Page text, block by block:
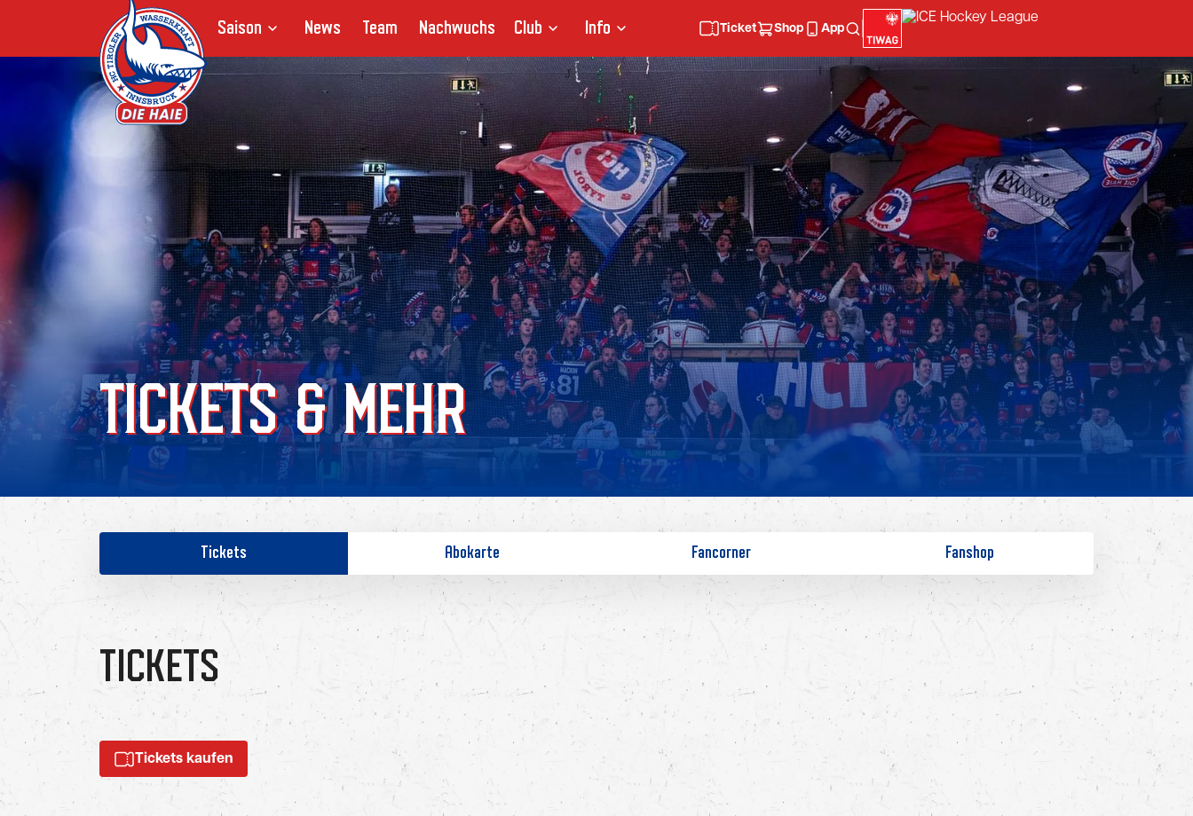
Saison News Team Nachwuchs Club Info Ticket Shop App
TICKETS & MEHR
Tickets Abokarte Fancorner Fanshop
TICKETS
Tickets kaufen